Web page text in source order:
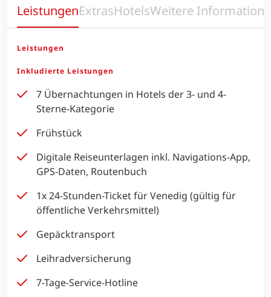
Preise pro Person in EUR
Leistungen & Extras
LeistungenExtrasHotelsWeitere
Leistungen
Inkludierte Leistungen
Sterne-Kategorie
Digitale Reiseunterlagen inkl. Navigations-App,
GPS-Daten, Routenbuch
1x 24-Stunden-Ticket für Venedig (gültig für